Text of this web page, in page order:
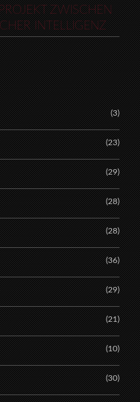
ZWISCHEN
INTELLIGENZ
(3)
(23)
(29)
(28)
(28)
(36)
(29)
(21)
(10)
(30)